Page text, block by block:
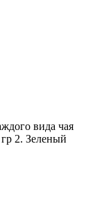
вида чая
2. Зеленый